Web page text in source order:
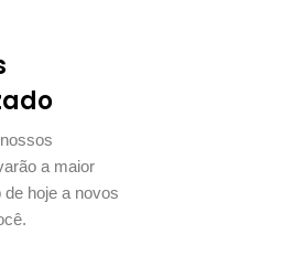
a maior
hoje a novos